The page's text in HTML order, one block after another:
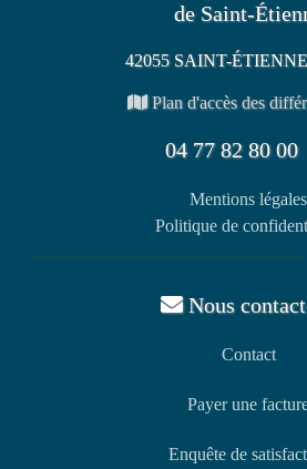
de Saint-
42055 SAINT-
Plan d'accès des
04 77 82 80 00
Mentions légales
Politique de
Nous
Contact
Payer une
Enquête de